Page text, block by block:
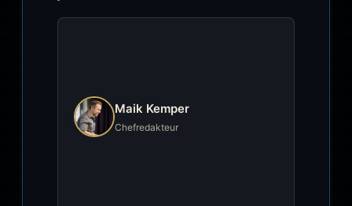
Maik Kemper
Chefredakteur